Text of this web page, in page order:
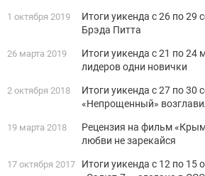
1 октября 2019
Итоги уикенда с 26 по 29
Брэда Питта
26 марта 2019
Итоги уикенда с 21 по 24
лидеров одни новички
2 октября 2018
Итоги уикенда с 27 по 30
«Непрощенный»
19 марта 2018
Рецензия на фильм
любви не зарекайся
17 октября 2017
Итоги уикенда с 12 по 15